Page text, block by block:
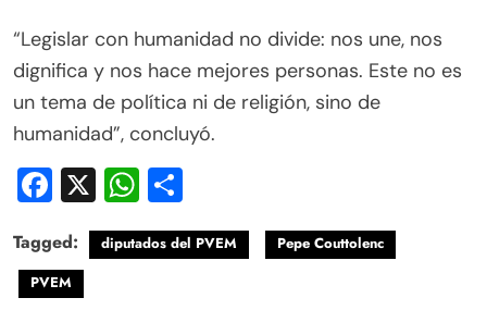
“Legislar con humanidad no divide: nos une, nos
dignifica y nos hace mejores personas. Este no es
un tema de política ni de religión, sino de
humanidad”, concluyó.
Facebook
X WhatsApp
Tagged: diputados del PVEM
Pepe Couttolenc
PVEM